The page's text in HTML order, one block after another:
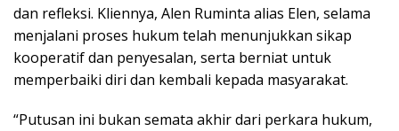
dan refleksi. Kliennya, Alen Ruminta alias Elen, selama
menjalani proses hukum telah menunjukkan sikap
kooperatif dan penyesalan, serta berniat untuk
memperbaiki diri dan kembali kepada masyarakat.
“Putusan ini bukan semata akhir dari perkara hukum,